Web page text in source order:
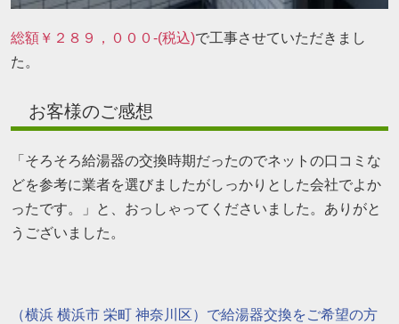
総額￥２８９，０００-(税込)で工事させていただきまし
た。
お客様のご感想
「そろそろ給湯器の交換時期だったのでネットの口コミな
どを参考に業者を選びましたがしっかりとした会社でよか
ったです。」と、おっしゃってくださいました。ありがと
うございました。
（横浜 横浜市 栄町 神奈川区）で給湯器交換をご希望の方